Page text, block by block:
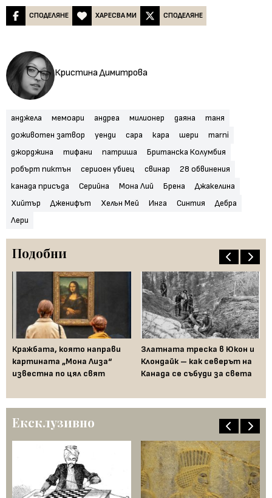
СПОДЕЛЯНЕ ХАРЕСВА МИ СПОДЕЛЯНЕ
Кристина Димитрова
анджела мемоари андреа милионер даяна
таня
доживотен затвор
уенди сара кара шери
marni
джорджина
тифани патриша
Британска Колумбия
робърт пиктън
сериоен убиец свинар
28 обвинения
канада присъда
Серийна Мона Лий Брена
Джакелина
Хийтър
Дженифът Хелън Мей Инга Синтия
Дебра
Лери
Подобни
Кражбата, която направи
картината „Мона Лиза“
известна по цял свят
Златната треска в Юкон и
Клондайк – как северът на
Канада се събуди за света
Ексклузивно